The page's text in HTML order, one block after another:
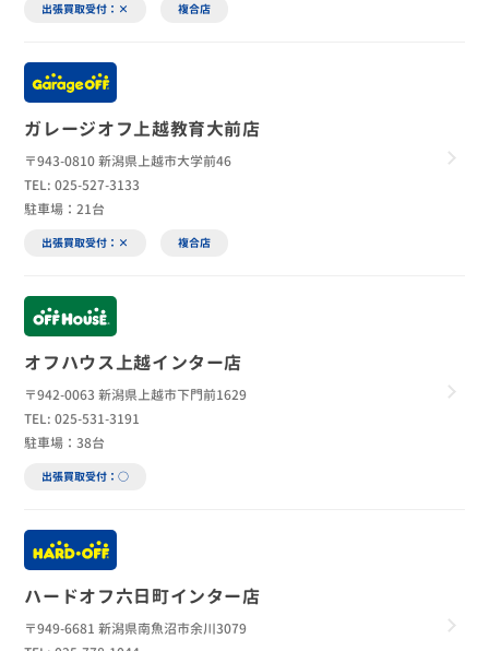
出張買取受付：× 複合店
ガレージオフ上越教育大前店
〒943-0810 新潟県上越市大学前46
TEL: 025-527-3133
駐車場：21台
出張買取受付：× 複合店
オフハウス上越インター店
〒942-0063 新潟県上越市下門前1629
TEL: 025-531-3191
駐車場：38台
出張買取受付：○
ハードオフ六日町インター店
〒949-6681 新潟県南魚沼市余川3079